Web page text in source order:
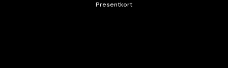
Presentkort